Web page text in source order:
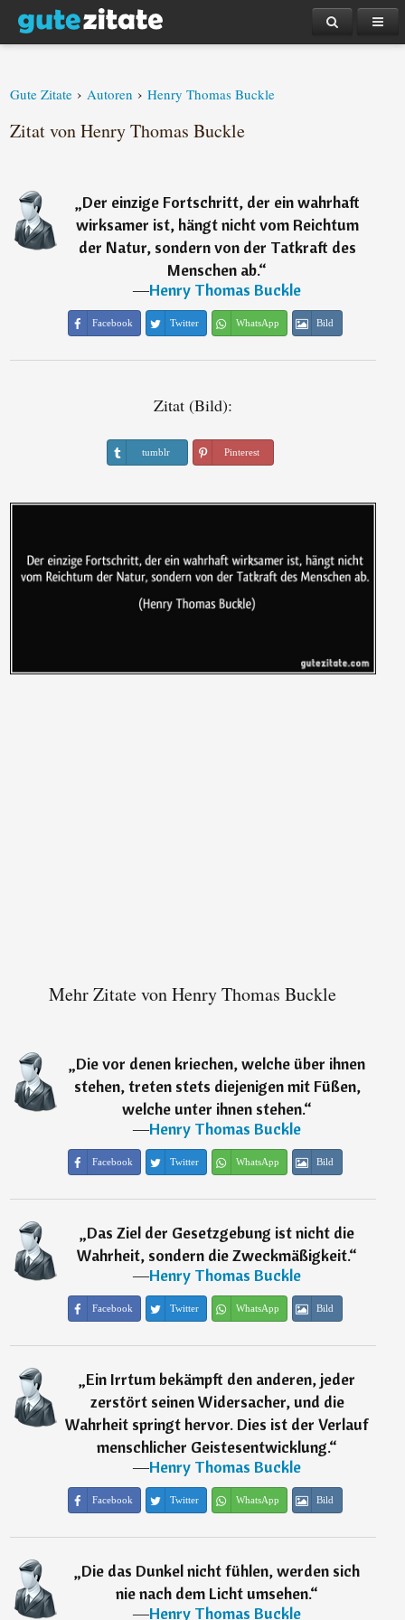
Gute Zitate › Autoren › Henry Thomas Buckle
Zitat von Henry Thomas Buckle
„Der einzige Fortschritt, der ein wahrhaft
wirksamer ist, hängt nicht vom Reichtum
der Natur, sondern von der Tatkraft des
Menschen ab.“
―Henry Thomas Buckle
Facebook Twitter WhatsApp Bild
Zitat (Bild):
tumblr Pinterest
Mehr Zitate von Henry Thomas Buckle
„Die vor denen kriechen, welche über ihnen
stehen, treten stets diejenigen mit Füßen,
welche unter ihnen stehen.“
―Henry Thomas Buckle
Facebook Twitter WhatsApp Bild
„Das Ziel der Gesetzgebung ist nicht die
Wahrheit, sondern die Zweckmäßigkeit.“
―Henry Thomas Buckle
Facebook Twitter WhatsApp Bild
„Ein Irrtum bekämpft den anderen, jeder
zerstört seinen Widersacher, und die
Wahrheit springt hervor. Dies ist der Verlauf
menschlicher Geistesentwicklung.“
―Henry Thomas Buckle
Facebook Twitter WhatsApp Bild
„Die das Dunkel nicht fühlen, werden sich
nie nach dem Licht umsehen.“
―Henry Thomas Buckle